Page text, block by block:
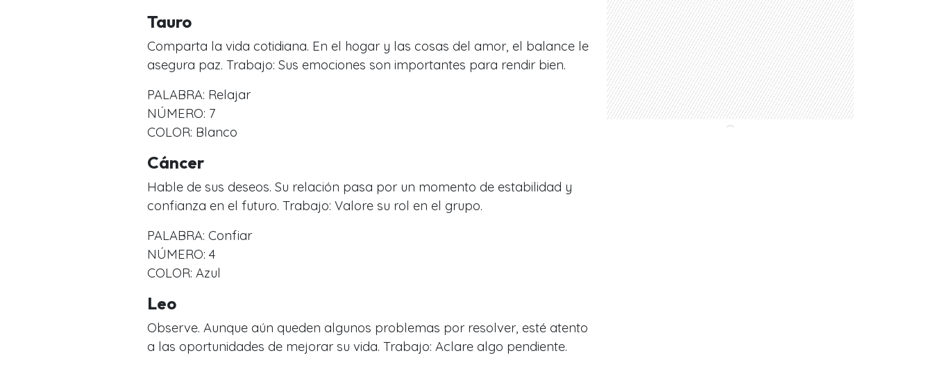
Tauro
Comparta la vida cotidiana. En el hogar y las cosas del amor, el balance le
asegura paz. Trabajo: Sus emociones son importantes para rendir bien.
PALABRA: Relajar
NÚMERO: 7
COLOR: Blanco
Cáncer
Hable de sus deseos. Su relación pasa por un momento de estabilidad y
confianza en el futuro. Trabajo: Valore su rol en el grupo.
PALABRA: Confiar
NÚMERO: 4
COLOR: Azul
Leo
Observe. Aunque aún queden algunos problemas por resolver, esté atento
a las oportunidades de mejorar su vida. Trabajo: Aclare algo pendiente.